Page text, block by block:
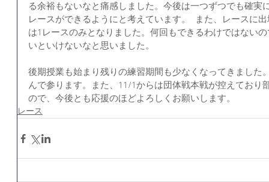
る余裕もないなと痛感しました。今後は一つずつでも確実
レースができるようにと考えています。  また、レースに
は1レースのみとなりました。何回もできるわけではない
いといけないなと思いました。
後期授業も始まり残りの練習期間も少なくなってきました
んで参ります。また、11/1からは団体戦本戦が控えており
ので、今後とも応援のほどよろしくお願いします。
レース